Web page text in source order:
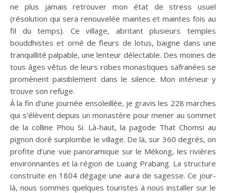
ne plus jamais retrouver mon état de stress usuel
(résolution qui sera renouvelée maintes et maintes fois au
fil du temps). Ce village, abritant plusieurs temples
bouddhistes et orné de fleurs de lotus, baigne dans une
tranquillité palpable, une lenteur délectable. Des moines de
tous âges vêtus de leurs robes monastiques safranées se
promènent paisiblement dans le silence. Mon intérieur y
trouve son refuge.
À la fin d’une journée ensoleillée, je gravis les 228 marches
qui s’élèvent depuis un monastère pour mener au sommet
de la colline Phou Si. Là-haut, la pagode That Chomsi au
pignon doré surplombe le village. De là, sur 360 degrés, on
profite d’une vue panoramique sur le Mékong, les rivières
environnantes et la région de Luang Prabang. La structure
construite en 1804 dégage une aura de sagesse. Ce jour-
là, nous sommes quelques touristes à nous installer sur le